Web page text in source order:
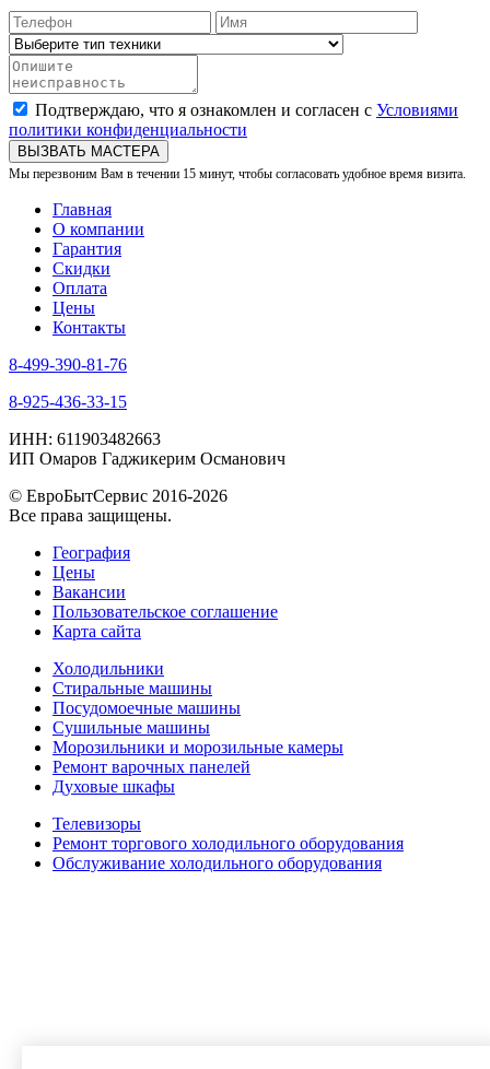
Подтверждаю, что я ознакомлен и согласен с Условиями
политики конфиденциальности
ВЫЗВАТЬ МАСТЕРА
Мы перезвоним Вам в течении 15 минут, чтобы согласовать удобное время визита.
Главная
О компании
Гарантия
Скидки
Оплата
Цены
Контакты
8-499-390-81-76
8-925-436-33-15
ИНН: 611903482663
ИП Омаров Гаджикерим Османович
© ЕвроБытСервис 2016-2026
Все права защищены.
География
Цены
Вакансии
Пользовательское соглашение
Карта сайта
Холодильники
Стиральные машины
Посудомоечные машины
Сушильные машины
Морозильники и морозильные камеры
Ремонт варочных панелей
Духовые шкафы
Телевизоры
Ремонт торгового холодильного оборудования
Обслуживание холодильного оборудования